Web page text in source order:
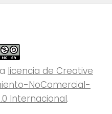
licencia de Creative
NoComercial-
Internacional.